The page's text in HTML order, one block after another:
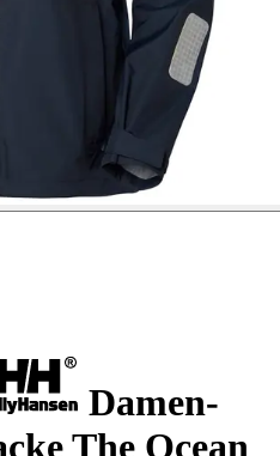
Damen-
The Ocean